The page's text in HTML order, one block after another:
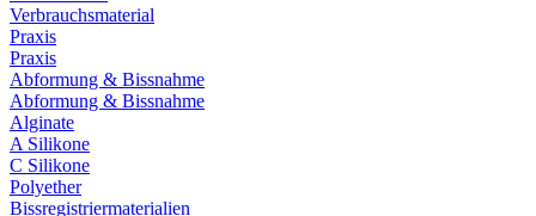
Verbrauchsmaterial
Praxis
Praxis
Abformung & Bissnahme
Abformung & Bissnahme
Alginate
A Silikone
C Silikone
Polyether
Bissregistriermaterialien